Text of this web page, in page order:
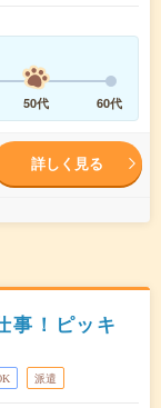
50代 60代
詳しく見る
事！ピッキ
派遣